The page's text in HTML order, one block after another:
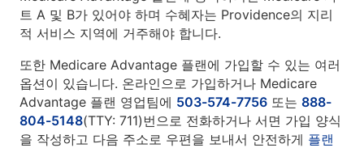
트 A 및 B가 있어야 하며 수혜자는 Providence의 지리
적 서비스 지역에 거주해야 합니다.
또한 Medicare Advantage 플랜에 가입할 수 있는 여러
옵션이 있습니다. 온라인으로 가입하거나 Medicare
Advantage 플랜 영업팀에 503-574-7756 또는 888-
804-5148(TTY: 711)번으로 전화하거나 서면 가입 양식
을 작성하고 다음 주소로 우편을 보내서 안전하게 플랜